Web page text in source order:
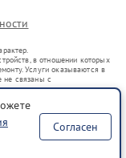
в отношении которых
Услуги оказываются в
не связаны с
оборот в соответствии
услуг или введения
услугах по
определяемой
Согласен